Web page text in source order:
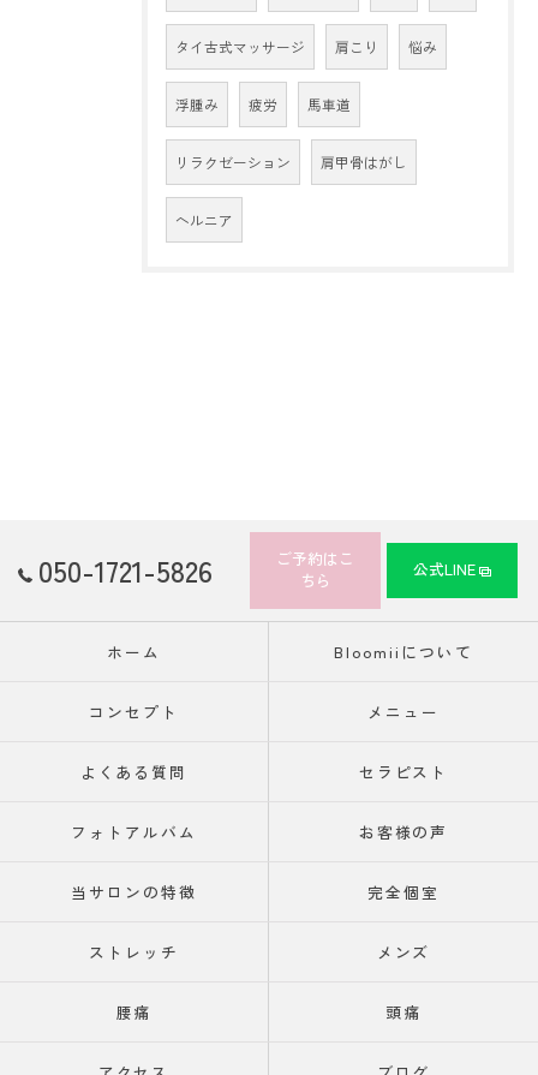
タイ古式マッサージ 肩こり 悩み
浮腫み 疲労 馬車道
リラクゼーション 肩甲骨はがし
ヘルニア
050-1721-5826
ご予約はこ
ちら
公式LINE
ホーム Bloomiiについて
コンセプト メニュー
よくある質問 セラピスト
フォトアルバム お客様の声
当サロンの特徴 完全個室
ストレッチ メンズ
腰痛 頭痛